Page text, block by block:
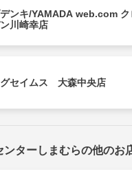
ンキ/YAMADA web.com ク
川崎幸店
グセイムス 大森中央店
ンターしまむらの他のお